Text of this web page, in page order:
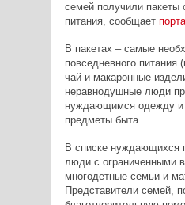
семей получили пакеты
питания, сообщает
В пакетах – самые
повседневного питания
чай и макаронные
неравнодушные люди
нуждающимся одежду и
предметы быта.
В списке нуждающихся
люди с ограниченными
многодетные семьи и
Представители семей,